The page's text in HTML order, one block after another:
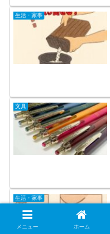
生活・家事
文具
生活・家事
メニュー ホーム